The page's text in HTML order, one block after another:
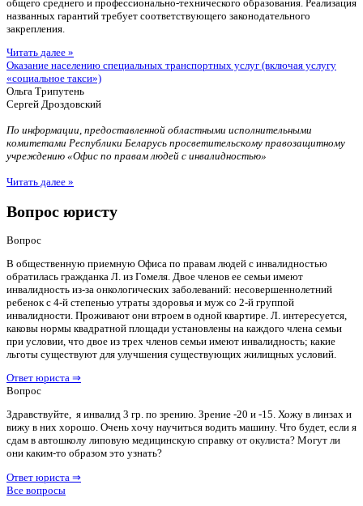
общего среднего и профессионально-технического образования. Реализация
названных гарантий требует соответствующего законодательного
закрепления.
Читать далее »
Оказание населению специальных транспортных услуг (включая услугу
«социальное такси»)
Ольга Трипутень
Сергей Дроздовский
По информации, предоставленной областными исполнительными
комитетами Республики Беларусь просветительскому правозащитному
учреждению «Офис по правам людей с инвалидностью»
Читать далее »
Вопрос юристу
Вопрос
В общественную приемную Офиса по правам людей с инвалидностью
обратилась гражданка Л. из Гомеля. Двое членов ее семьи имеют
инвалидность из-за онкологических заболеваний: несовершеннолетний
ребенок с 4-й степенью утраты здоровья и муж со 2-й группой
инвалидности. Проживают они втроем в одной квартире. Л. интересуется,
каковы нормы квадратной площади установлены на каждого члена семьи
при условии, что двое из трех членов семьи имеют инвалидность; какие
льготы существуют для улучшения существующих жилищных условий.
Ответ юриста ⇒
Вопрос
Здравствуйте, я инвалид 3 гр. по зрению. Зрение -20 и -15. Хожу в линзах и
вижу в них хорошо. Очень хочу научиться водить машину. Что будет, если я
сдам в автошколу липовую медицинскую справку от окулиста? Могут ли
они каким-то образом это узнать?
Ответ юриста ⇒
Все вопросы